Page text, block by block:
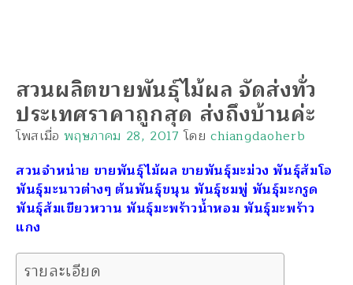
สวนผลิตขายพันธุ์ไม้ผล จัดส่งทั่ว
ประเทศราคาถูกสุด ส่งถึงบ้านค่ะ
โพสเมื่อ พฤษภาคม 28, 2017 โดย chiangdaoherb
สวนจำหน่าย ขายพันธุ์ไม้ผล ขายพันธุ์มะม่วง พันธุ์ส้มโอ
พันธุ์มะนาวต่างๆ ต้นพันธุ์ขนุน พันธุ์ชมพู่ พันธุ์มะกรูด
พันธุ์ส้มเขียวหวาน พันธุ์มะพร้าวน้ำหอม พันธุ์มะพร้าว
แกง
รายละเอียด